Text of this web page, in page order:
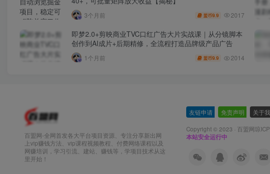
3个月前 盟币9.9 2017
即梦2.0+剪映商业TVC口红广告大片实战课｜从分镜脚本
创作到AI成片+后期精修，全流程打造品牌级产品广告
1个月前 盟币9.9 2014
百盟网-全网首发各大平台项目资源、专注分享新出网
上vip赚钱方法、vip课程视频教程、付费网络课程以及
网赚培训，学习引流、建站、赚钱等，学项目技术从这
里开始！
友链申请 免责声明 关于
Copyright © 2023 · 百盟网琼
本站安全运行中